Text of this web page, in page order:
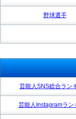
野球選手
芸能人SNS総合ラン
芸能人Instagramラン